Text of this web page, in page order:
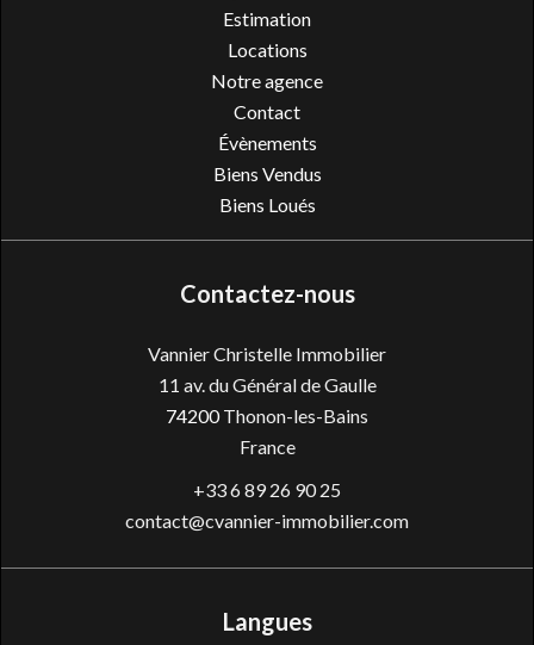
Estimation
Locations
Notre agence
Contact
Évènements
Biens Vendus
Biens Loués
Contactez-nous
Vannier Christelle Immobilier
11 av. du Général de Gaulle
74200Thonon-les-Bains
France
+33 6 89 26 90 25
contact@cvannier-immobilier.com
Langues